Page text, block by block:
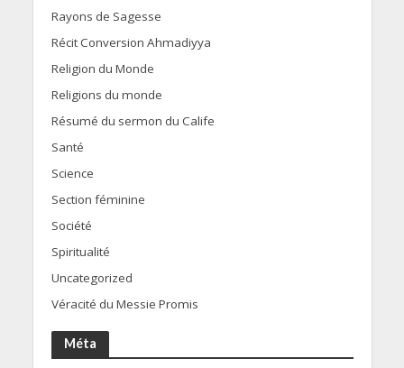
Rayons de Sagesse
Récit Conversion Ahmadiyya
Religion du Monde
Religions du monde
Résumé du sermon du Calife
Santé
Science
Section féminine
Société
Spiritualité
Uncategorized
Véracité du Messie Promis
Méta